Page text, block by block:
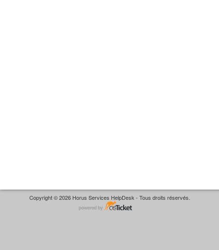
Copyright © 2026 Horus Services HelpDesk - Tous droits réservés.